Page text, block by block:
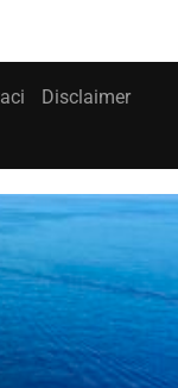
Disclaimer